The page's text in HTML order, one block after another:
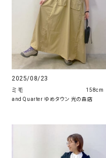
2025/08/23
ミモ
and Quarter ゆめタウン 光の森店
158cm